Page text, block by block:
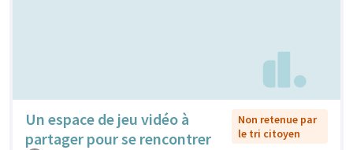
Un espace de jeu vidéo à
partager pour se rencontrer
Non retenue par
le tri citoyen